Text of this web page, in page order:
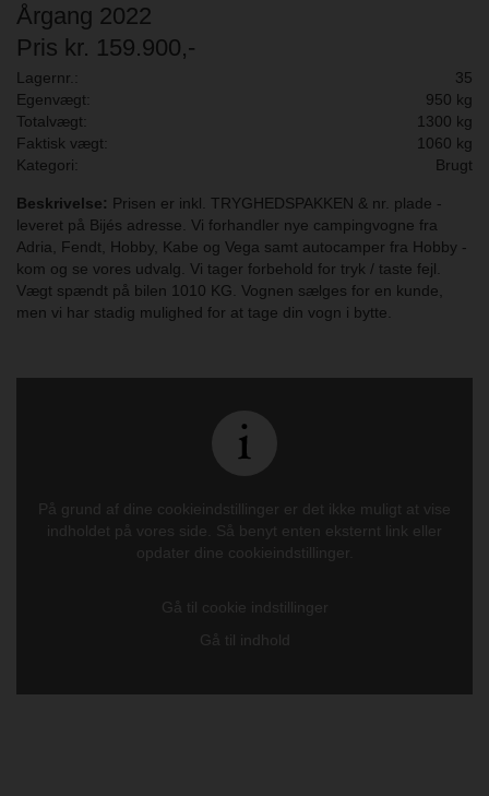
Årgang 2022
Pris kr. 159.900,-
Lagernr.:
35
Egenvægt:
950 kg
Totalvægt:
1300 kg
Faktisk vægt:
1060 kg
Kategori:
Brugt
Beskrivelse: Prisen er inkl. TRYGHEDSPAKKEN & nr. plade -
leveret på Bijés adresse. Vi forhandler nye campingvogne fra
Adria, Fendt, Hobby, Kabe og Vega samt autocamper fra Hobby -
kom og se vores udvalg. Vi tager forbehold for tryk / taste fejl.
Vægt spændt på bilen 1010 KG. Vognen sælges for en kunde,
men vi har stadig mulighed for at tage din vogn i bytte.
På grund af dine cookieindstillinger er det ikke muligt at vise
indholdet på vores side. Så benyt enten eksternt link eller
opdater dine cookieindstillinger.
Gå til cookie indstillinger
Gå til indhold